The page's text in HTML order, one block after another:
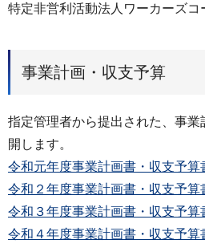
特定非営利活動法人ワーカーズコ
事業計画・収支予算
指定管理者から提出された、事
開します。
令和元年度事業計画書・収支予算
令和２年度事業計画書・収支予算
令和３年度事業計画書・収支予算
令和４年度事業計画書・収支予算